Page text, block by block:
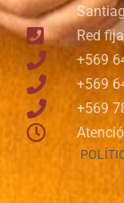
Red
+569
+569
+569